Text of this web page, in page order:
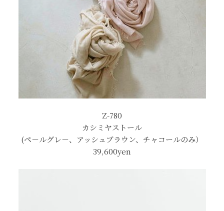
Z-780
カシミヤストール
(ペ－ルグレ－、アッシュブラウン、チャコールのみ）
39,600yen